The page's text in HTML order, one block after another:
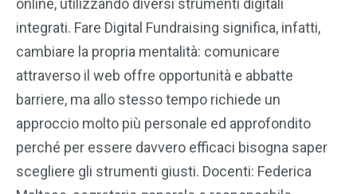
online, utilizzando diversi strumenti digitali
integrati. Fare Digital Fundraising significa, infatti,
cambiare la propria mentalità: comunicare
attraverso il web offre opportunità e abbatte
barriere, ma allo stesso tempo richiede un
approccio molto più personale ed approfondito
perché per essere davvero efficaci bisogna saper
scegliere gli strumenti giusti. Docenti: Federica